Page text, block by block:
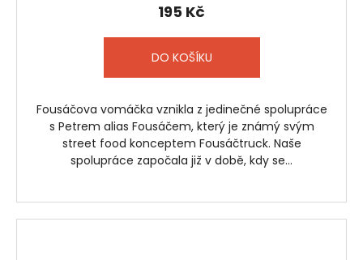
195 Kč
DO KOŠÍKU
Fousáčova vomáčka vznikla z jedinečné spolupráce
s Petrem alias Fousáčem, který je známý svým
street food konceptem Fousáčtruck. Naše
spolupráce započala již v době, kdy se...